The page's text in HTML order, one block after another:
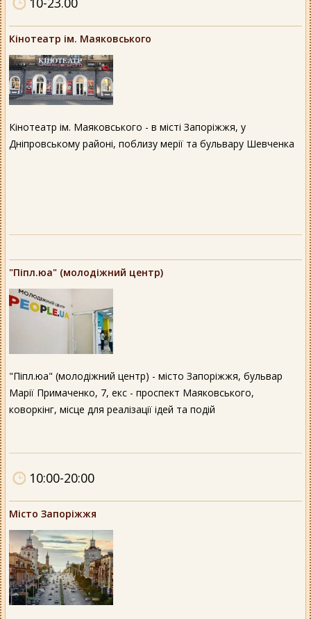
Кінотеатр ім. Маяковського
Кінотеатр ім. Маяковського - в місті Запоріжжя, у
Дніпровському районі, поблизу мерії та бульвару Шевченка
"Піпл.юа" (молодіжний центр)
"Піпл.юа" (молодіжний центр) - місто Запоріжжя, бульвар
Марії Примаченко, 7, екс - проспект Маяковського,
коворкінг, місце для реалізації ідей та подій
10:00-20:00
Місто Запоріжжя